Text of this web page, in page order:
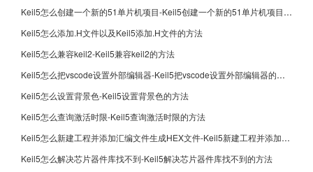
Keil5怎么创建一个新的51单片机项目-Keil5创建一个新的51单片机项目的方法
Keil5怎么添加.H文件以及Keil5添加.H文件的方法
Keil5怎么兼容keil2-Keil5兼容keil2的方法
Keil5怎么把vscode设置外部编辑器-Keil5把vscode设置外部编辑器的方法
Keil5怎么设置背景色-Keil5设置背景色的方法
Keil5怎么查询激活时限-Keil5查询激活时限的方法
Keil5怎么新建工程并添加汇编文件生成HEX文件-Keil5新建工程并添加汇编文件生成HEX文件的方法
Keil5怎么解决芯片器件库找不到-Keil5解决芯片器件库找不到的方法